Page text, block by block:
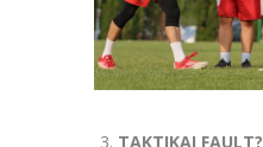
TAKTIKAI FAULT?